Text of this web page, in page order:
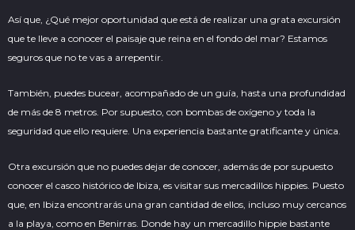
Así que, ¿Qué mejor oportunidad que está de realizar una grata excursión
que te lleve a conocer el paisaje que reina en el fondo del mar? Estamos
seguros que no te vas a arrepentir.
También, puedes bucear, acompañado de un guía, hasta una profundidad
de más de 8 metros. Por supuesto, con bombas de oxígeno y toda la
seguridad que ello requiere. Una experiencia bastante gratificante y única.
Otra excursión que no puedes dejar de conocer, además de por supuesto
conocer el casco histórico de Ibiza, es visitar sus mercadillos hippies. Puesto
que, en Ibiza encontrarás una gran cantidad de ellos, incluso muy cercanos
a la playa, como en Benirras. Donde hay un mercadillo hippie bastante